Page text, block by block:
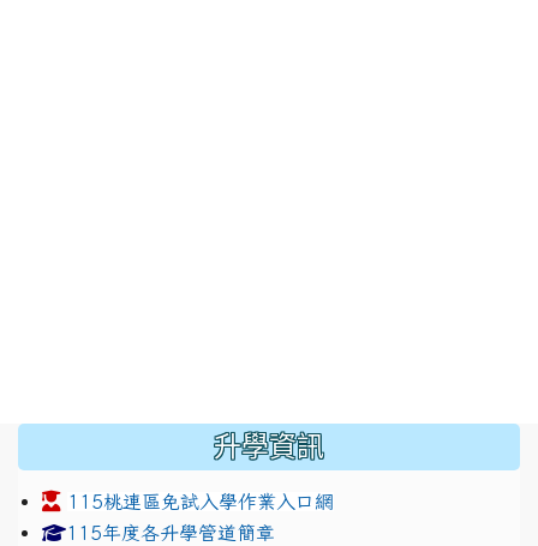
升學資訊
115桃連區免試入學作業入口網
link to https://www.jhjhs.tyc.edu.tw/modules/
115年度各升學管道簡章